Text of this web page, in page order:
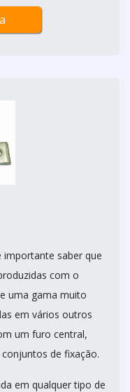
importante saber que
com o
uma gama muito
em vários outros
um furo central,
de fixação.
em qualquer tipo de